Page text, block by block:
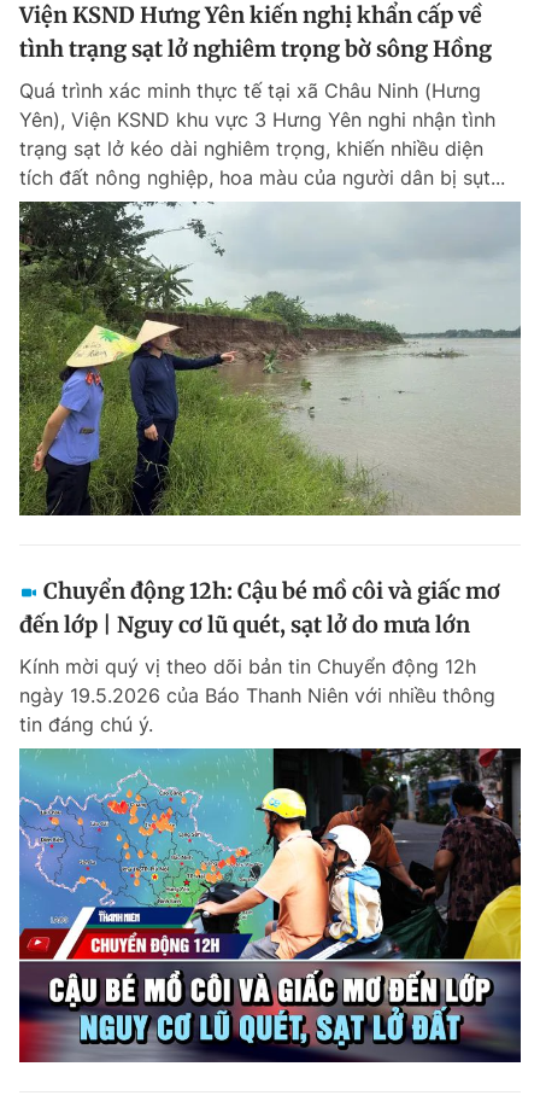
Viện KSND Hưng Yên kiến nghị khẩn cấp về
tình trạng sạt lở nghiêm trọng bờ sông Hồng
Quá trình xác minh thực tế tại xã Châu Ninh (Hưng
Yên), Viện KSND khu vực 3 Hưng Yên nghi nhận tình
trạng sạt lở kéo dài nghiêm trọng, khiến nhiều diện
tích đất nông nghiệp, hoa màu của người dân bị sụt...
Chuyển động 12h: Cậu bé mồ côi và giấc mơ
đến lớp | Nguy cơ lũ quét, sạt lở do mưa lớn
Kính mời quý vị theo dõi bản tin Chuyển động 12h
ngày 19.5.2026 của Báo Thanh Niên với nhiều thông
tin đáng chú ý.